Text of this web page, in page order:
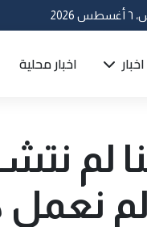
اخبار اخبار محلية
لم